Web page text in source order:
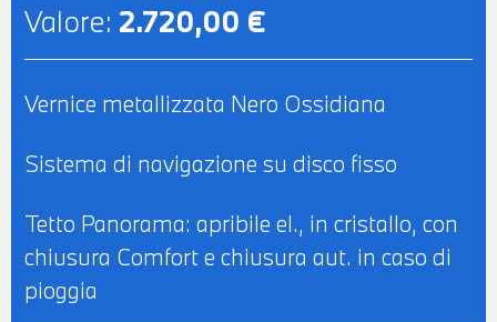
Valore: 2.720,00 €
Vernice metallizzata Nero Ossidiana
Sistema di navigazione su disco fisso
Tetto Panorama: apribile el., in cristallo, con
chiusura Comfort e chiusura aut. in caso di
pioggia